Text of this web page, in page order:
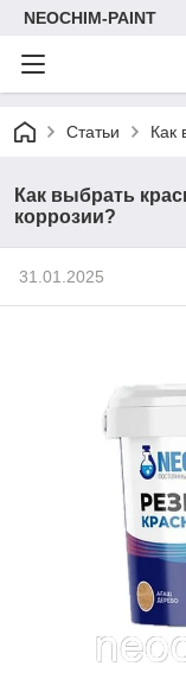
NEOCHIM-PAINT
Статьи Как
Как выбрать
коррозии?
31.01.2025